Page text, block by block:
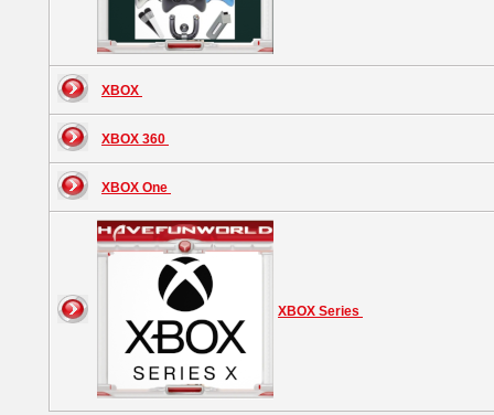
XBOX
XBOX 360
XBOX One
XBOX Series